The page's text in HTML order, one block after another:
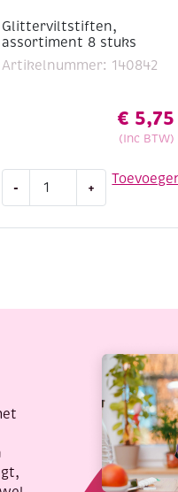
Glitterviltstiften,
assortiment 8 stuks
Artikelnummer: 140842
€ 5,75
(Inc BTW)
-
Glitterviltstiften,
assortiment
+